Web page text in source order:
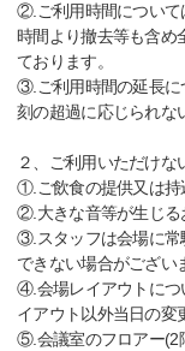
②.ご利用時間について
時間より撤去等も含め
ております。
③.ご利用時間の延長に
刻の超過に応じられな
２、ご利用いただけな
①.ご飲食の提供又は持
②.大きな音等が生じる
③.スタッフは会場に常
できない場合がござい
④.会場レイアウトにつ
イアウト以外当日の変
⑤.会議室のフロアー(2